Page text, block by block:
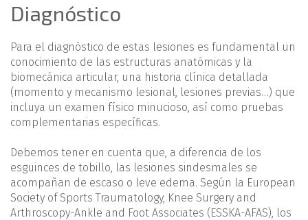
Diagnóstico
Para el diagnóstico de estas lesiones es fundamental un
conocimiento de las estructuras anatómicas y la
biomecánica articular, una historia clínica detallada
(momento y mecanismo lesional, lesiones previas…) que
incluya un examen físico minucioso, así como pruebas
complementarias específicas.
Debemos tener en cuenta que, a diferencia de los
esguinces de tobillo, las lesiones sindesmales se
acompañan de escaso o leve edema. Según la European
Society of Sports Traumatology, Knee Surgery and
Arthroscopy-Ankle and Foot Associates (ESSKA-AFAS), los